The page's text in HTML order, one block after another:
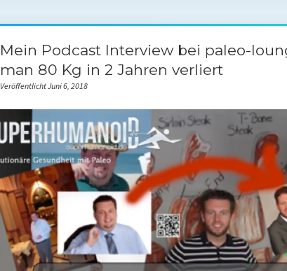
Mein Podcast Interview bei paleo-
man 80 Kg in 2 Jahren verliert
Veröffentlicht Juni 6, 2018